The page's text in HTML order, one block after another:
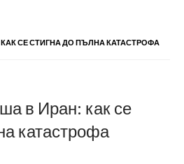
СЕ СТИГНА ДО ПЪЛНА КАТАСТРОФА
в Иран: как се
катастрофа